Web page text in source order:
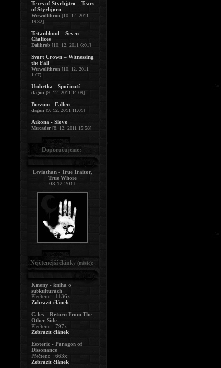
Tears of Styrbjørn – Tears
of Styrbjørn
Werwolfthron [10. 12. 2011
19:32]
Teitanblood – Seven
Chalices
Dalihrob [10. 12. 2011 6:01]
Svart Crown – Witnessing
the Fall
Werwolfthron [10. 12. 2011
1:07]
Umbrtka - Spočinutí
dagon [9. 12. 2011 14:09]
Burzum - Fallen
dagon [9. 12. 2011 11:01]
Arkona - Slovo
Mercader[8. 12. 2011 15:58]
Doporučujeme:
Leviathan - True Traitor,
True Whore
03.12.2011
Nejčtenější články (měsíc):
Kmeny - kniha o
subkulturách
Přečteno : 1136x
Zobrazit článek
Cales – Return From The
Other Side
Přečteno : 797x
Zobrazit článek
Esoteric - Paragon of
Dissonance
Přečteno : 663x
Zobrazit článek